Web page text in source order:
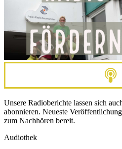
Unsere Radioberichte lassen sich
abonnieren. Neueste
zum Nachhören bereit.
Audiothek